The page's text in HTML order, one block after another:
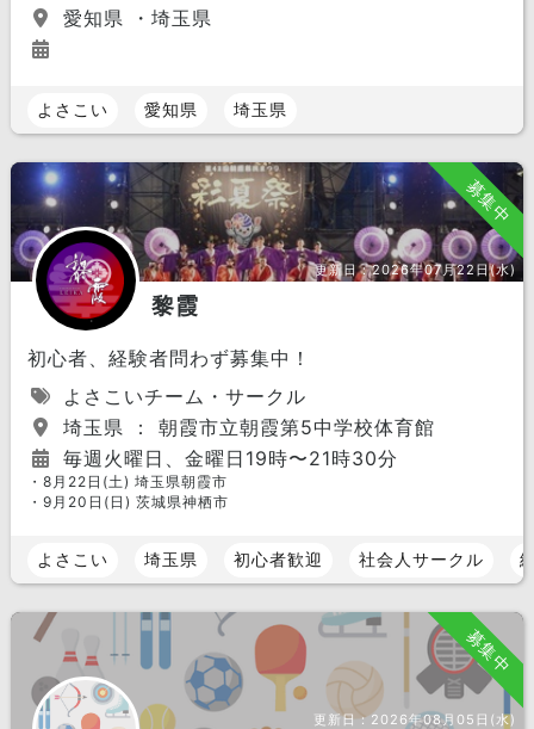
愛知県 ・埼玉県
よさこい 愛知県 埼玉県
募集中
更新日：2026年07月22日(水)
黎霞
初心者、経験者問わず募集中！
よさこいチーム・サークル
埼玉県 ： 朝霞市立朝霞第5中学校体育館
毎週火曜日、金曜日19時〜21時30分
・8月22日(土) 埼玉県朝霞市
・9月20日(日) 茨城県神栖市
よさこい 埼玉県 初心者歓迎 社会人サークル
募集中
更新日：2026年08月05日(水)